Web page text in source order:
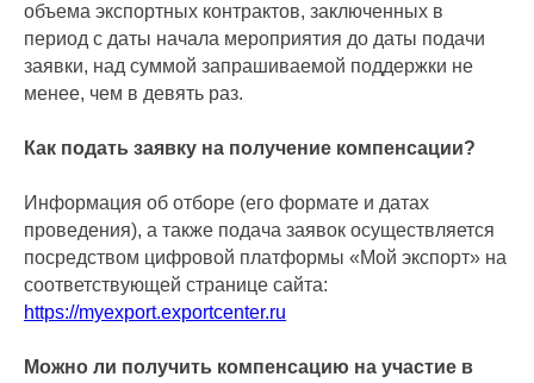
объема экспортных контрактов, заключенных в
период с даты начала мероприятия до даты подачи
заявки, над суммой запрашиваемой поддержки не
менее, чем в девять раз.
Как подать заявку на получение компенсации?
Информация об отборе (его формате и датах
проведения), а также подача заявок осуществляется
посредством цифровой платформы «Мой экспорт» на
соответствующей странице сайта:
https://myexport.exportcenter.ru
Можно ли получить компенсацию на участие в